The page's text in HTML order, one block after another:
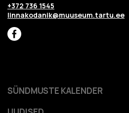
+372 736 1545
linnakodanik@muuseum.tartu.ee
SÜNDMUSTE KALENDER